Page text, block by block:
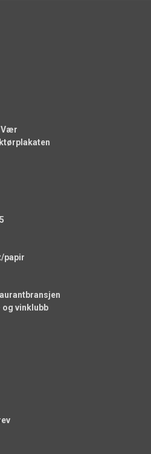
Vær
papir
og vinklubb